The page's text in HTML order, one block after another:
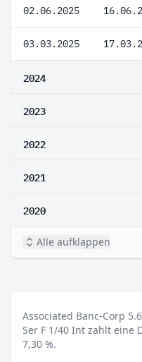
02.06.2025
03.03.2025
2024
2023
2022
2021
2020
Alle aufklappen
Associated Banc-Corp
Ser F 1/40 Int zahlt eine
7,30 %.